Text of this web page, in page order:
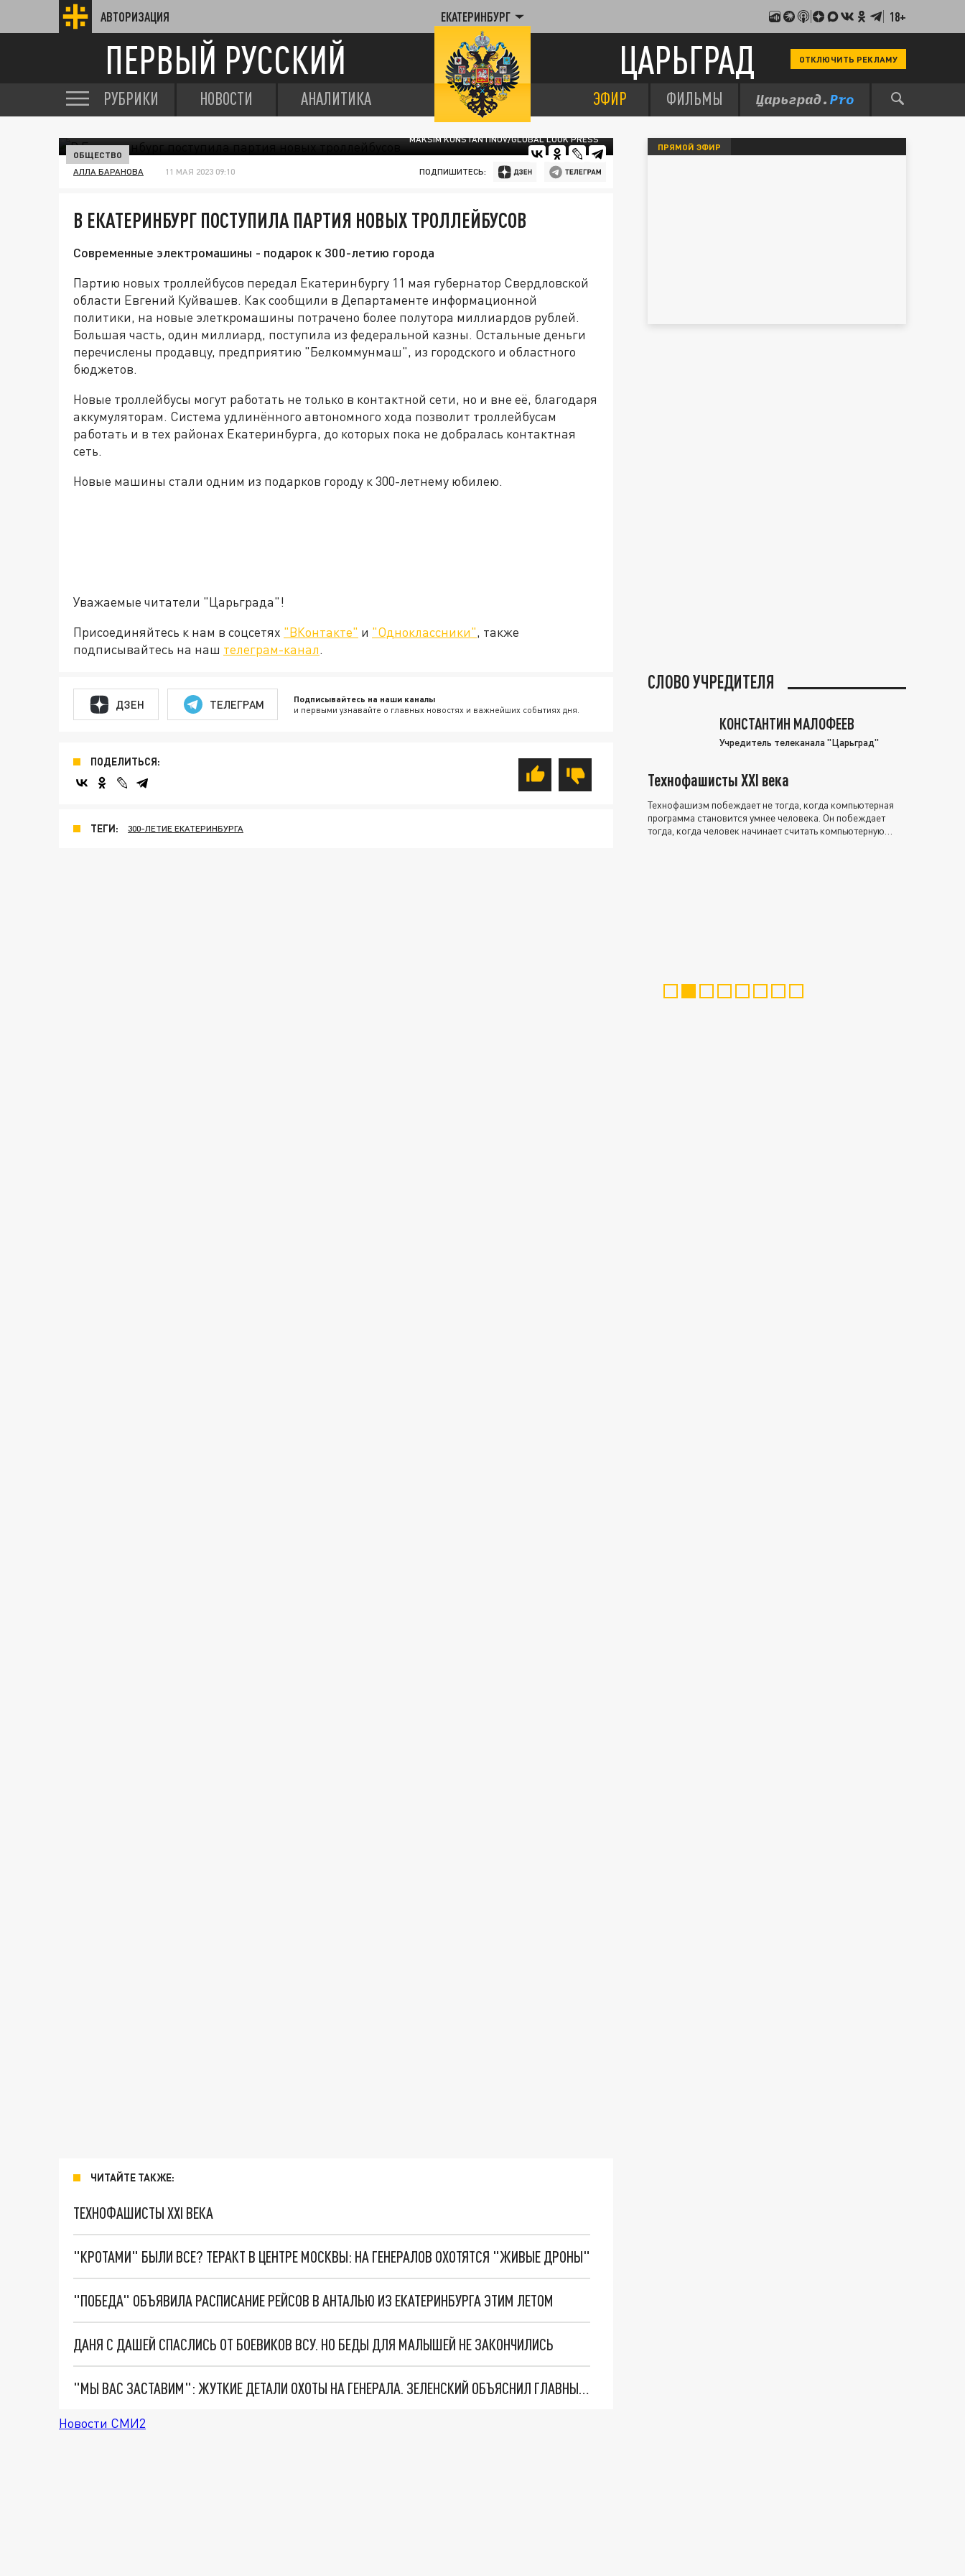
АВТОРИЗАЦИЯ ЕКАТЕРИНБУРГ 18+
ПЕРВЫЙ РУССКИЙ ЦАРЬГРАД ОТКЛЮЧИТЬ РЕКЛАМУ
РУБРИКИ НОВОСТИ АНАЛИТИКА ЭФИР ФИЛЬМЫ
MAKSIM KONSTANTINOV/GLOBAL LOOK PRESS
ОБЩЕСТВО
АЛЛА БАРАНОВА 11 МАЯ 2023 09:10 ПОДПИШИТЕСЬ:
В ЕКАТЕРИНБУРГ ПОСТУПИЛА ПАРТИЯ НОВЫХ ТРОЛЛЕЙБУСОВ
Современные электромашины - подарок к 300-летию города
Партию новых троллейбусов передал Екатеринбургу 11 мая губернатор Свердловской
области Евгений Куйвашев. Как сообщили в Департаменте информационной
политики, на новые элеткромашины потрачено более полутора миллиардов рублей.
Большая часть, один миллиард, поступила из федеральной казны. Остальные деньги
перечислены продавцу, предприятию "Белкоммунмаш", из городского и областного
бюджетов.
Новые троллейбусы могут работать не только в контактной сети, но и вне её, благодаря
аккумуляторам. Система удлинённого автономного хода позволит троллейбусам
работать и в тех районах Екатеринбурга, до которых пока не добралась контактная
сеть.
Новые машины стали одним из подарков городу к 300-летнему юбилею.
Уважаемые читатели "Царьграда"!
Присоединяйтесь к нам в соцсетях "ВКонтакте" и "Одноклассники", также
подписывайтесь на наш телеграм-канал.
ДЗЕН ТЕЛЕГРАМ Подписывайтесь на наши каналы
и первыми узнавайте о главных новостях и важнейших событиях дня.
ПОДЕЛИТЬСЯ:
ТЕГИ: 300-ЛЕТИЕ ЕКАТЕРИНБУРГА
ЧИТАЙТЕ ТАКЖЕ:
ТЕХНОФАШИСТЫ XXI ВЕКА
"КРОТАМИ" БЫЛИ ВСЕ? ТЕРАКТ В ЦЕНТРЕ МОСКВЫ: НА ГЕНЕРАЛОВ ОХОТЯТСЯ "ЖИВЫЕ ДРОНЫ"
"ПОБЕДА" ОБЪЯВИЛА РАСПИСАНИЕ РЕЙСОВ В АНТАЛЬЮ ИЗ ЕКАТЕРИНБУРГА ЭТИМ ЛЕТОМ
ДАНЯ С ДАШЕЙ СПАСЛИСЬ ОТ БОЕВИКОВ ВСУ. НО БЕДЫ ДЛЯ МАЛЫШЕЙ НЕ ЗАКОНЧИЛИСЬ
"МЫ ВАС ЗАСТАВИМ": ЖУТКИЕ ДЕТАЛИ ОХОТЫ НА ГЕНЕРАЛА. ЗЕЛЕНСКИЙ ОБЪЯСНИЛ ГЛАВНЫЙ СМЫСЛ ТЕРАКТА В ЦЕНТРЕ МОСКВЫ
Новости СМИ2
ПРЯМОЙ ЭФИР
СЛОВО УЧРЕДИТЕЛЯ
КОНСТАНТИН МАЛОФЕЕВ
Учредитель телеканала "Царьград"
Технофашисты XXI века
Технофашизм побеждает не тогда, когда компьютерная
программа становится умнее человека. Он побеждает
тогда, когда человек начинает считать компьютерную